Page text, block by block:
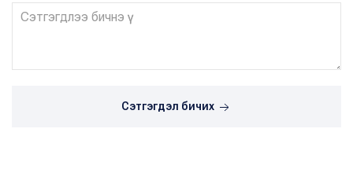
Сэтгэгдэл бичих